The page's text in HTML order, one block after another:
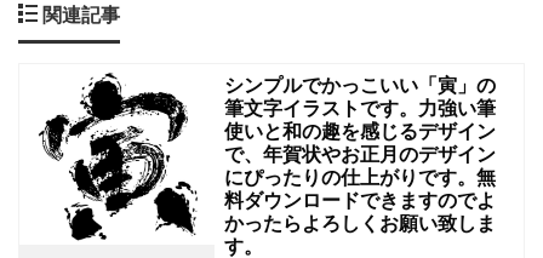
な
ど
レ
シ
関連記事
シンプルでかっこいい「寅」の
筆文字イラストです。力強い筆
使いと和の趣を感じるデザイン
で、年賀状やお正月のデザイン
にぴったりの仕上がりです。無
料ダウンロードできますのでよ
かったらよろしくお願い致しま
す。